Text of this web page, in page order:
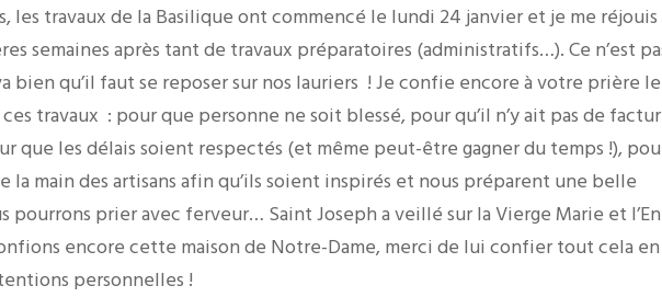
les travaux de la Basilique ont commencé le lundi 24 janvier et je me
semaines après tant de travaux préparatoires (administratifs…). Ce n’est
bien qu’il faut se reposer sur nos lauriers ! Je confie encore à votre prière
travaux : pour que personne ne soit blessé, pour qu’il n’y ait pas de
que les délais soient respectés (et même peut-être gagner du temps !),
la main des artisans afin qu’ils soient inspirés et nous préparent une belle
pourrons prier avec ferveur… Saint Joseph a veillé sur la Vierge Marie et
encore cette maison de Notre-Dame, merci de lui confier tout cela
personnelles !